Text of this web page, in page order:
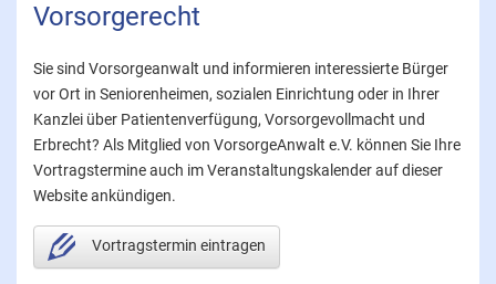
Vorsorgerecht
Sie sind Vorsorgeanwalt und informieren interessierte Bürger
vor Ort in Seniorenheimen, sozialen Einrichtung oder in Ihrer
Kanzlei über Patientenverfügung, Vorsorgevollmacht und
Erbrecht? Als Mitglied von VorsorgeAnwalt e.V. können Sie Ihre
Vortragstermine auch im Veranstaltungskalender auf dieser
Website ankündigen.
Vortragstermin eintragen